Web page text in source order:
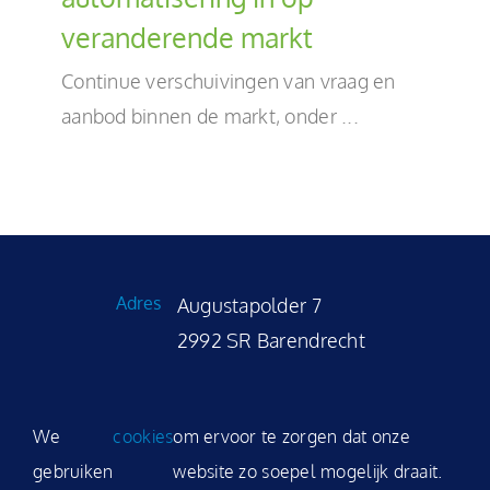
veranderende markt
Continue verschuivingen van vraag en
aanbod binnen de markt, onder ...
Adres
Augustapolder 7
2992 SR Barendrecht
Email
sales@modality.nl
We
gebruiken
cookiesom ervoor te zorgen dat onze
website zo soepel mogelijk draait.